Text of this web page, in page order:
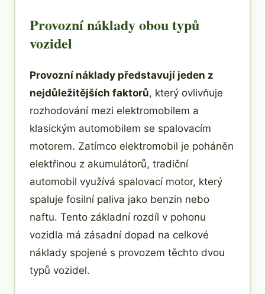
Provozní náklady obou typů
vozidel
Provozní náklady představují jeden z
nejdůležitějších faktorů, který ovlivňuje
rozhodování mezi elektromobilem a
klasickým automobilem se spalovacím
motorem. Zatímco elektromobil je poháněn
elektřinou z akumulátorů, tradiční
automobil využívá spalovací motor, který
spaluje fosilní paliva jako benzin nebo
naftu. Tento základní rozdíl v pohonu
vozidla má zásadní dopad na celkové
náklady spojené s provozem těchto dvou
typů vozidel.